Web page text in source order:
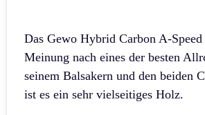
Das Gewo Hybrid Carbon A-
Meinung nach eines der besten
seinem Balsakern und den beiden
ist es ein sehr vielseitiges Holz.